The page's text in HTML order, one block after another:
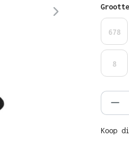
Grootte
678
8
Koop